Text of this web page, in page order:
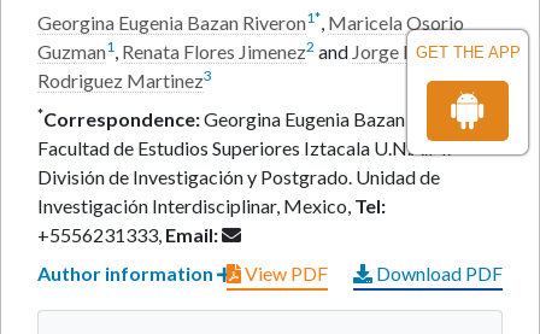
GET THE APP
Georgina Eugenia Bazan Riveron1*, Maricela Osorio
Guzman1, Renata Flores Jimenez2 and Jorge Ivan
Rodriguez Martinez3
*Correspondence:Georgina Eugenia Bazan Riveron,
Facultad de Estudios Superiores Iztacala U.N.A.M.
División de Investigación y Postgrado. Unidad de
Investigación Interdisciplinar, Mexico, Tel:
+5556231333, Email:
Author information
View PDF Download PDF